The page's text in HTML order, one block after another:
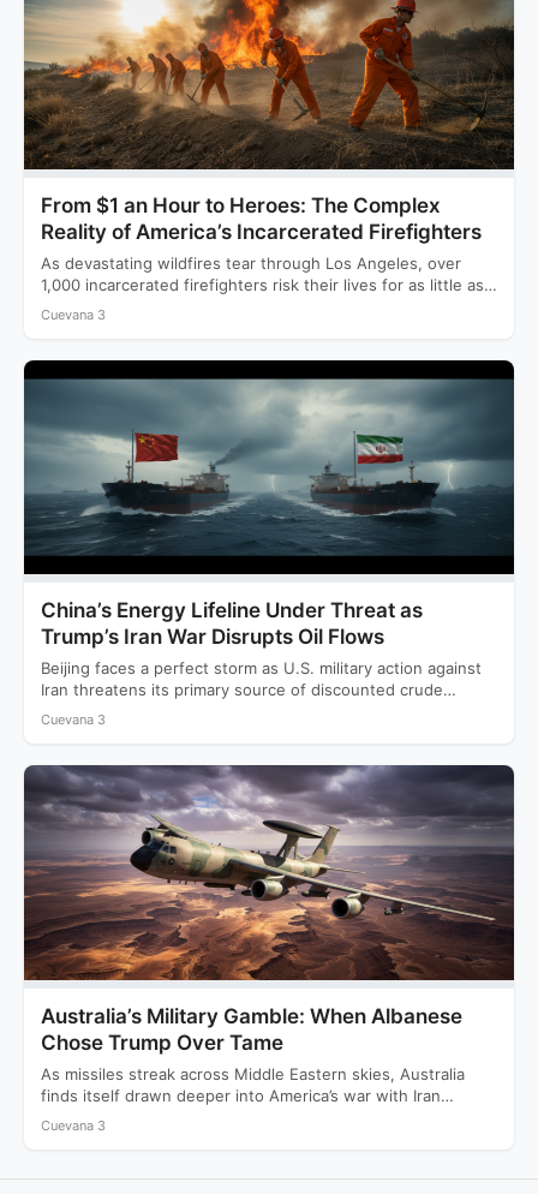
From $1 an Hour to Heroes: The Complex
Reality of America’s Incarcerated Firefighters
As devastating wildfires tear through Los Angeles, over
1,000 incarcerated firefighters risk their lives for as little as…
Cuevana 3
China’s Energy Lifeline Under Threat as
Trump’s Iran War Disrupts Oil Flows
Beijing faces a perfect storm as U.S. military action against
Iran threatens its primary source of discounted crude…
Cuevana 3
Australia’s Military Gamble: When Albanese
Chose Trump Over Tame
As missiles streak across Middle Eastern skies, Australia
finds itself drawn deeper into America’s war with Iran
while…
Cuevana 3